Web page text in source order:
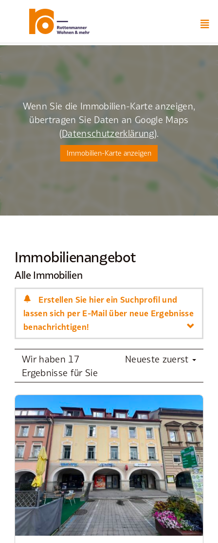
springen
Wenn Sie die Immobilien-Karte anzeigen,
übertragen Sie Daten an Google Maps
(Datenschutzerklärung).
Immobilien-Karte anzeigen
Immobilien­angebot
Alle Immobilien
Erstellen Sie hier ein Suchprofil und
lassen sich per E-Mail über neue Ergebnisse
benachrichtigen!
Wir haben 17
Ergebnisse für Sie
Neueste zuerst